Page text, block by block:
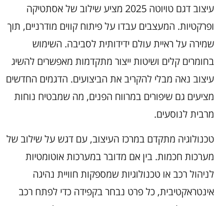
עיצוב דגם טויוטה 2025 מציע שילוב של אסתטיקה
ופרקטיות. המעצבים עבדו על פיתוח קווים מודרניים, תוך
שמירה על ראיית עולם ידידותית לסביבה. השימוש
בחומרים קלים ושיטות ייצור מתקדמות מאפשרים להשיג
עיצוב נאה מבלי להקריב את הביצועים. הדגמים החדשים
מציעים גם שיפורים במרווח הפנים, מה שמבטיח נוחות
מרבית לנוסעים.
טכנולוגיה מתקדם במרכז העיצוב, עם דגש על שילוב של
מערכות חכמות. בין אם מדובר במערכות אוטומטיות
לניהול רכב או טכנולוגיות שמספקות חוויית נהיגה
אינטראקטיבית, כל פרט נבחר בקפידה כדי לפתח רכב